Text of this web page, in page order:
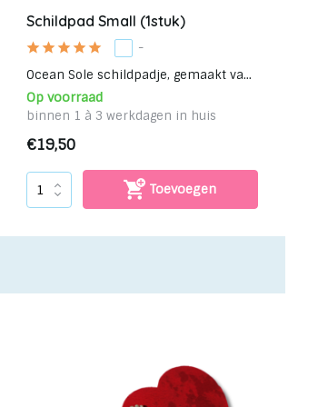
Schildpad Small (1stuk)
-
Ocean Sole schildpadje, gemaakt va...
Op voorraad
binnen 1 à 3 werkdagen in huis
€19,50
Toevoegen